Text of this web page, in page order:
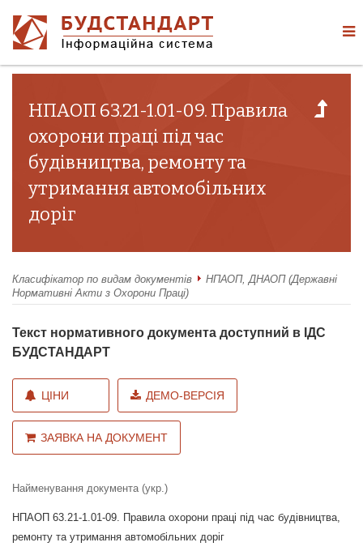
НПАОП 63.21-1.01-09. Правила
охорони праці під час
будівництва, ремонту та
утримання автомобільних
доріг
Класифікатор по видам документів
НПАОП, ДНАОП (Державні
Нормативні Акти з Охорони Праці)
Текст нормативного документа доступний в ІДС
БУДСТАНДАРТ
ЦІНИ ДЕМО-ВЕРСІЯ
ЗАЯВКА НА ДОКУМЕНТ
Найменування документа (укр.)
НПАОП 63.21-1.01-09. Правила охорони праці під час будівництва,
ремонту та утримання автомобільних доріг